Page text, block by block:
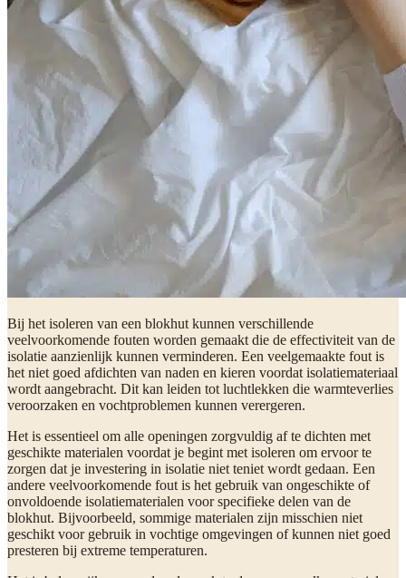
Bij het isoleren van een blokhut kunnen verschillende
veelvoorkomende fouten worden gemaakt die de effectiviteit van de
isolatie aanzienlijk kunnen verminderen. Een veelgemaakte fout is
het niet goed afdichten van naden en kieren voordat isolatiemateriaal
wordt aangebracht. Dit kan leiden tot luchtlekken die warmteverlies
veroorzaken en vochtproblemen kunnen verergeren.
Het is essentieel om alle openingen zorgvuldig af te dichten met
geschikte materialen voordat je begint met isoleren om ervoor te
zorgen dat je investering in isolatie niet teniet wordt gedaan. Een
andere veelvoorkomende fout is het gebruik van ongeschikte of
onvoldoende isolatiematerialen voor specifieke delen van de
blokhut. Bijvoorbeeld, sommige materialen zijn misschien niet
geschikt voor gebruik in vochtige omgevingen of kunnen niet goed
presteren bij extreme temperaturen.